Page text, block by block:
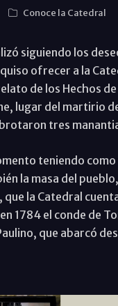
Conoce la Catedral
siguiendo los
ofrecer a la
de los Hechos
lugar del martirio
tres
teniendo
la masa del
la Catedral
1784 el conde de
que abarcó